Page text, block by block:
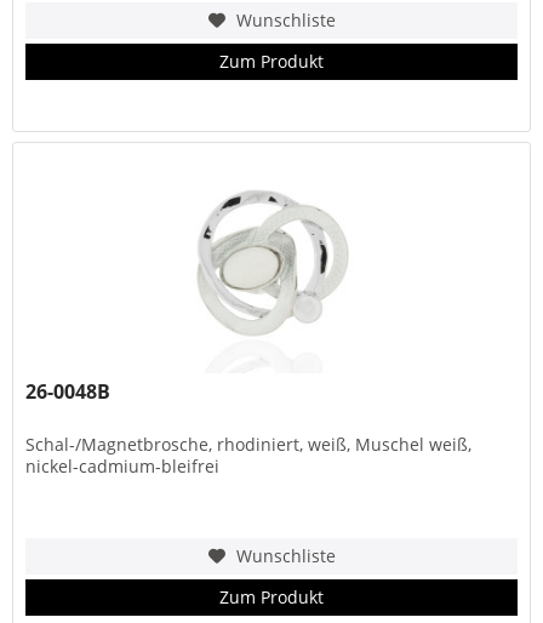
Wunschliste
Zum Produkt
26-0048B
Schal-/Magnetbrosche, rhodiniert, weiß, Muschel weiß,
nickel-cadmium-bleifrei
Wunschliste
Zum Produkt